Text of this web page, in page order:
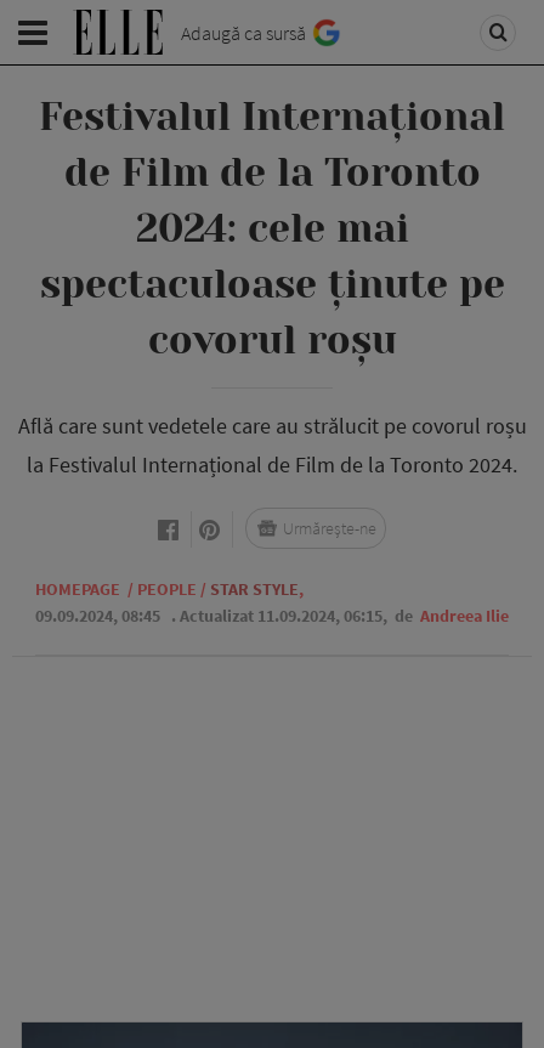
Adaugă ca sursă
Festivalul Internațional
de Film de la Toronto
2024: cele mai
spectaculoase ținute pe
covorul roșu
Află care sunt vedetele care au strălucit pe covorul roșu
la Festivalul Internațional de Film de la Toronto 2024.
HOMEPAGE / PEOPLE / STAR STYLE,
09.09.2024, 08:45 . Actualizat 11.09.2024, 06:15, de Andreea Ilie
Urmărește-ne